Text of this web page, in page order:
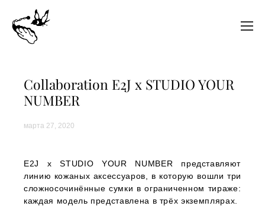
Collaboration E2J x STUDIO YOUR
NUMBER
марта 27, 2020
E2J х STUDIO YOUR NUMBER представляют
линию кожаных аксессуаров, в которую вошли три
сложносочинённые сумки в ограниченном тираже:
каждая модель представлена в трёх экземплярах.